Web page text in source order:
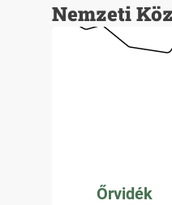
Nemzeti
Őrvidék